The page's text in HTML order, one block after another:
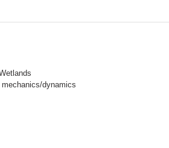
dynamics